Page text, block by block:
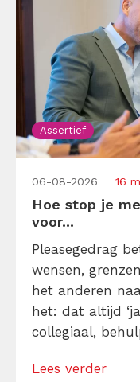
Assertief
06-08-2026 16
Hoe stop je
voor...
Pleasegedrag
wensen,
het anderen
het: dat altijd
collegiaal,
andermans
Lees verder